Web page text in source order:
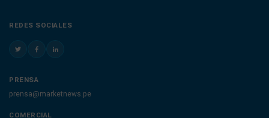
REDES SOCIALES
PRENSA
prensa@marketnews.pe
COMERCIAL